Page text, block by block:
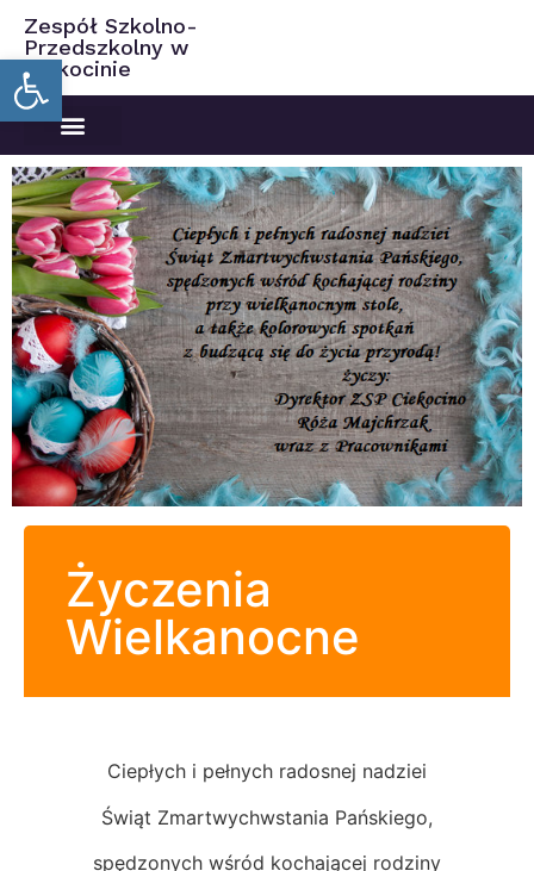
Open toolbar
Zespół Szkolno-
Przedszkolny w
Ciekocinie
Życzenia
Wielkanocne
Ciepłych i pełnych radosnej nadziei
Świąt Zmartwychwstania Pańskiego,
spędzonych wśród kochającej rodziny